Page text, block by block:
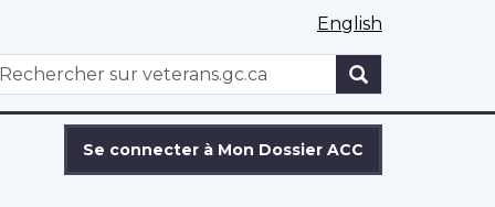
English
WxT
Se connecter à Mon Dossier ACC